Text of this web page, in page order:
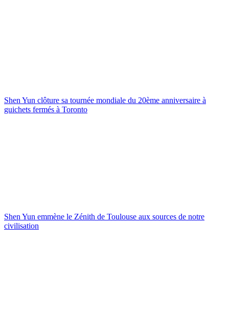
Shen Yun clôture sa tournée mondiale du 20ème anniversaire à
guichets fermés à Toronto
Shen Yun emmène le Zénith de Toulouse aux sources de notre
civilisation